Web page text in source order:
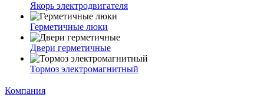
Якорь электродвигателя
Герметичные люки
Двери герметичные
Тормоз электромагнитный
Компания